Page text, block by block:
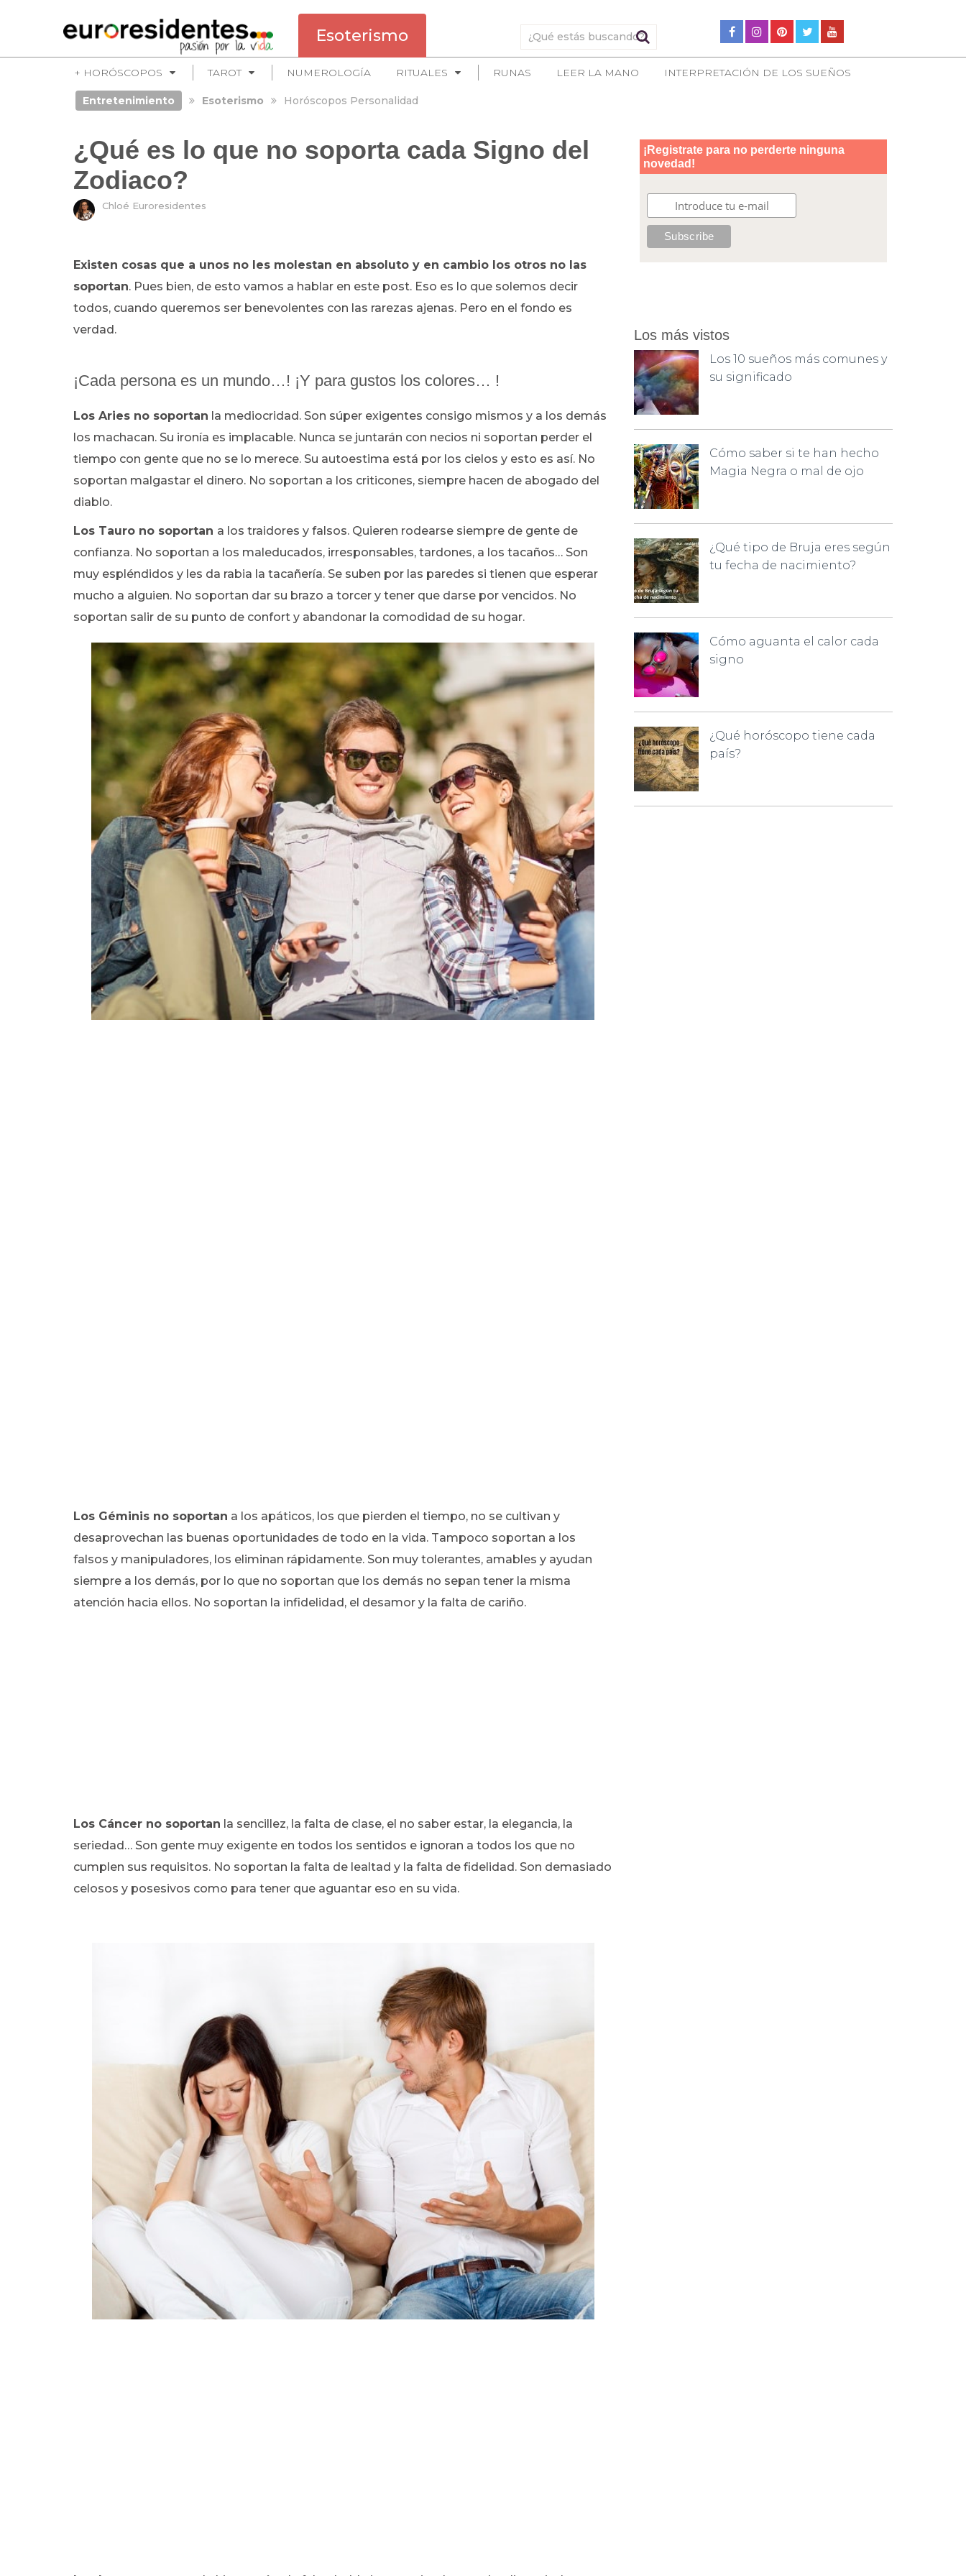
Esoterismo
+ HORÓSCOPOS TAROT NUMEROLOGÍA RITUALES RUNAS LEER LA MANO INTERPRETACIÓN DE LOS SUEÑOS
Entretenimiento Esoterismo Horóscopos Personalidad
¿Qué es lo que no soporta cada Signo del
Zodiaco?
Chloé Euroresidentes
Existen cosas que a unos no les molestan en absoluto y en cambio los otros no las
soportan. Pues bien, de esto vamos a hablar en este post. Eso es lo que solemos decir
todos, cuando queremos ser benevolentes con las rarezas ajenas. Pero en el fondo es
verdad.
¡Cada persona es un mundo…! ¡Y para gustos los colores… !
Los Aries no soportan la mediocridad. Son súper exigentes consigo mismos y a los demás
los machacan. Su ironía es implacable. Nunca se juntarán con necios ni soportan perder el
tiempo con gente que no se lo merece. Su autoestima está por los cielos y esto es así. No
soportan malgastar el dinero. No soportan a los criticones, siempre hacen de abogado del
diablo.
Los Tauro no soportan a los traidores y falsos. Quieren rodearse siempre de gente de
confianza. No soportan a los maleducados, irresponsables, tardones, a los tacaños… Son
muy espléndidos y les da rabia la tacañería. Se suben por las paredes si tienen que esperar
mucho a alguien. No soportan dar su brazo a torcer y tener que darse por vencidos. No
soportan salir de su punto de confort y abandonar la comodidad de su hogar.
Los Géminis no soportan a los apáticos, los que pierden el tiempo, no se cultivan y
desaprovechan las buenas oportunidades de todo en la vida. Tampoco soportan a los
falsos y manipuladores, los eliminan rápidamente. Son muy tolerantes, amables y ayudan
siempre a los demás, por lo que no soportan que los demás no sepan tener la misma
atención hacia ellos. No soportan la infidelidad, el desamor y la falta de cariño.
Los Cáncer no soportan la sencillez, la falta de clase, el no saber estar, la elegancia, la
seriedad… Son gente muy exigente en todos los sentidos e ignoran a todos los que no
cumplen sus requisitos. No soportan la falta de lealtad y la falta de fidelidad. Son demasiado
celosos y posesivos como para tener que aguantar eso en su vida.
Los más vistos
Los 10 sueños más comunes y
su significado
Cómo saber si te han hecho
Magia Negra o mal de ojo
¿Qué tipo de Bruja eres según
tu fecha de nacimiento?
Cómo aguanta el calor cada
signo
¿Qué horóscopo tiene cada
país?